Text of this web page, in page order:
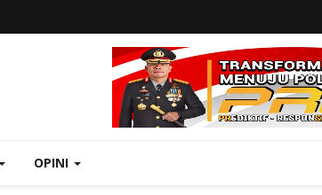
OPINI